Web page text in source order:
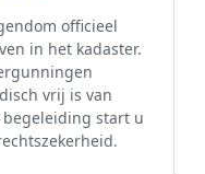
officieel
in het kadaster.
vrij is van
start u